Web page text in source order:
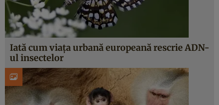
Iată cum viața urbană europeană rescrie ADN-
ul insectelor